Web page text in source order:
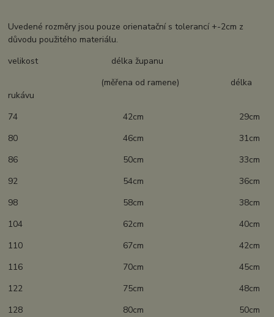
Uvedené rozměry jsou pouze orienatační s tolerancí +-2cm z
důvodu použitého materiálu.
velikost délka županu
(měřena od ramene) délka
rukávu
74 42cm 29cm
80 46cm 31cm
86 50cm 33cm
92 54cm 36cm
98 58cm 38cm
104 62cm 40cm
110 67cm 42cm
116 70cm 45cm
122 75cm 48cm
128 80cm 50cm